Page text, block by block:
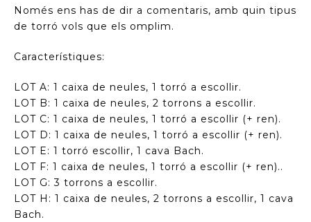
Només ens has de dir a comentaris, amb quin tipus
de torró vols que els omplim.
Característiques:
LOT A: 1 caixa de neules, 1 torró a escollir.
LOT B: 1 caixa de neules, 2 torrons a escollir.
LOT C: 1 caixa de neules, 1 torró a escollir (+ ren).
LOT D: 1 caixa de neules, 1 torró a escollir (+ ren).
LOT E: 1 torró escollir, 1 cava Bach.
LOT F: 1 caixa de neules, 1 torró a escollir (+ ren)..
LOT G: 3 torrons a escollir.
LOT H: 1 caixa de neules, 2 torrons a escollir, 1 cava
Bach.